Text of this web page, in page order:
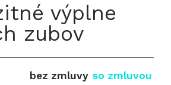
výplne
zubov
bez zmluvy so zmluvou